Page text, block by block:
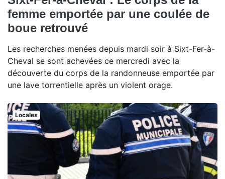
femme emportée par une coulée de
boue retrouvé
Les recherches menées depuis mardi soir à Sixt-Fer-à-
Cheval se sont achevées ce mercredi avec la
découverte du corps de la randonneuse emportée par
une lave torrentielle après un violent orage.
Locales